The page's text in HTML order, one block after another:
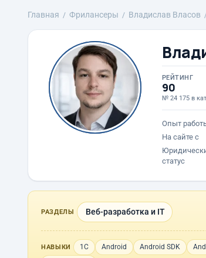
Главная Фрилансеры Владислав Власов
РЕЙТИНГ
90
№ 24 175 в
Опыт
На сайте с
статус
РАЗДЕЛЫ Веб-разработка и IT
НАВЫКИ 1С Android Android SDK